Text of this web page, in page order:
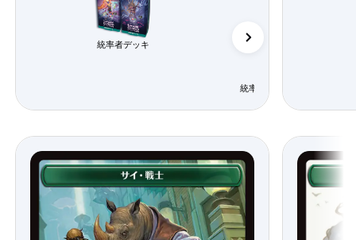
統率者デッキ
統率者デッキ「エレメンタル